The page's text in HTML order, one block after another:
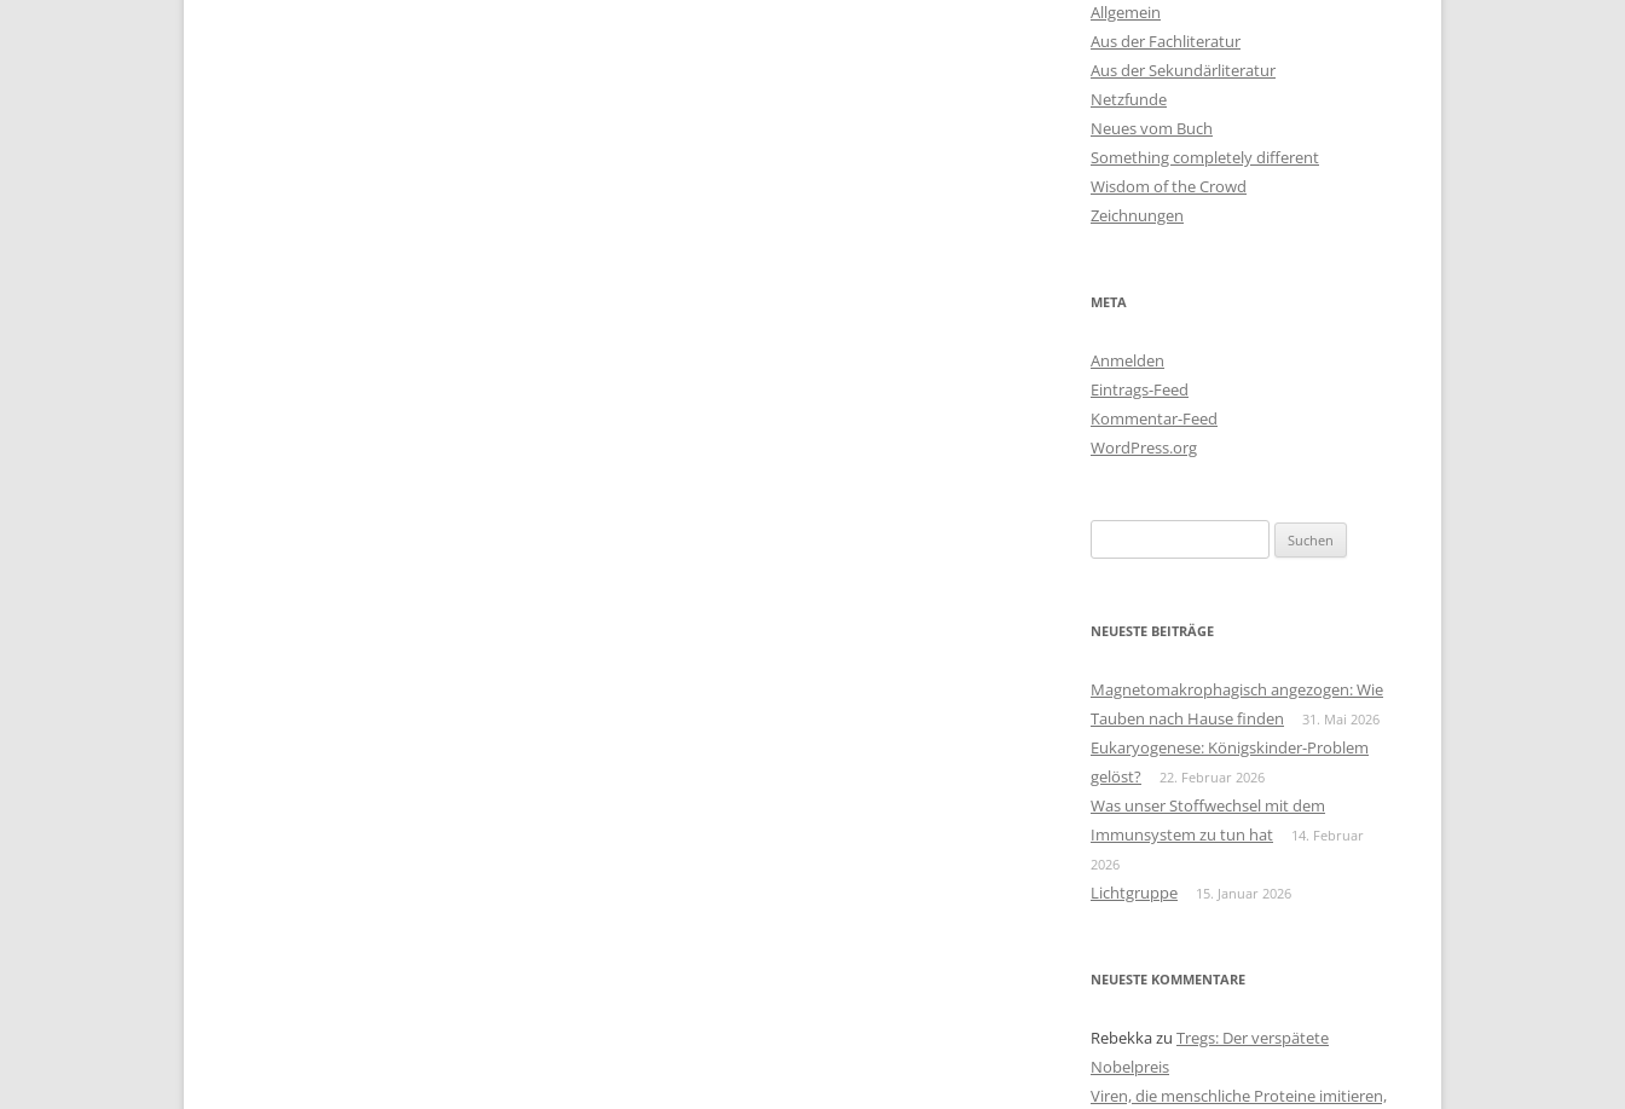
Allgemein
Aus der Fachliteratur
Aus der Sekundärliteratur
Netzfunde
Neues vom Buch
Something completely different
Wisdom of the Crowd
Zeichnungen
META
Anmelden
Eintrags-Feed
Kommentar-Feed
WordPress.org
nach:
NEUESTE BEITRÄGE
Magnetomakrophagisch angezogen: Wie
Tauben nach Hause finden
31. Mai 2026
Eukaryogenese: Königskinder-Problem
gelöst?
22. Februar 2026
Was unser Stoffwechsel mit dem
Immunsystem zu tun hat
14. Februar
2026
Lichtgruppe 15. Januar 2026
NEUESTE KOMMENTARE
Rebekkazu Tregs: Der verspätete
Nobelpreis
Viren, die menschliche Proteine imitieren,